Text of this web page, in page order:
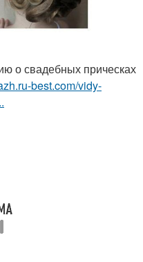
о свадебных прическах
best.com/vidy-